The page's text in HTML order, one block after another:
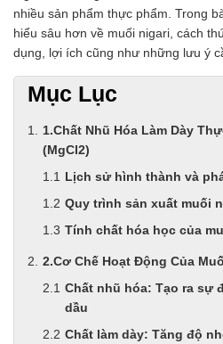
nhiều sản phẩm thực phẩm. Trong
hiểu sâu hơn về muối nigari, cách
dụng, lợi ích cũng như những lưu ý
Mục Lục
1.Chất Nhũ Hóa Làm Dày
(MgCl2)
Lịch sử hình thành và
Quy trình sản xuất muối
Tính chất hóa học của
2.Cơ Chế Hoạt Động Của
Chất nhũ hóa: Tạo ra sự
dầu
Chất làm dày: Tăng độ